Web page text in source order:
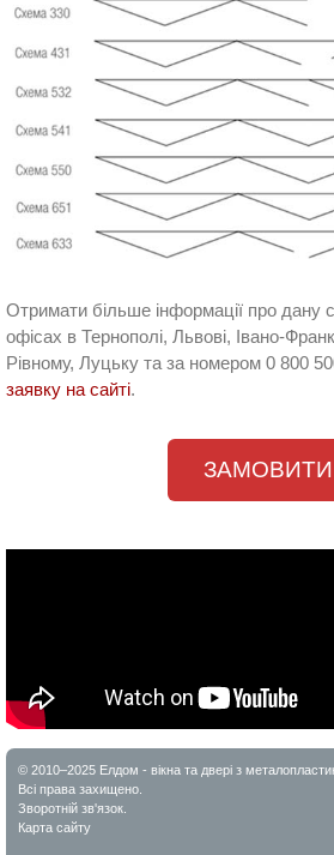
Отримати більше інформації про
офісах в Тернополі, Львові, Івано-
Рівному, Луцьку та за номером 0 800
заявку на сайті.
ЗАМОВИТИ
© 2010–2025 Елдом - вікна та двері з
Всі права захищено.
Зворотній зв'язок.
Карта сайту